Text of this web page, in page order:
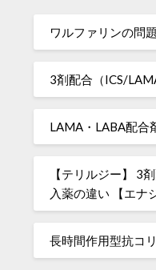
ワルファリンの問題
3剤配合（ICS/
LAMA・LABA配合
【テリルジー】 3
入薬の違い 【エナ
長時間作用型抗コ